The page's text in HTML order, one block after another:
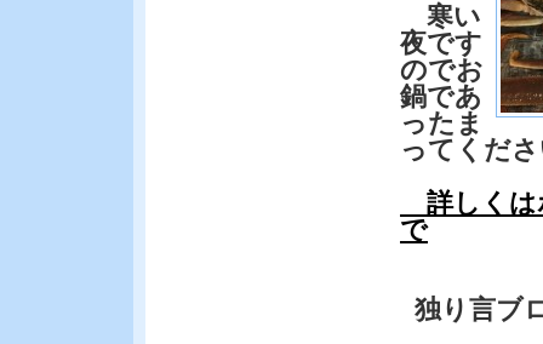
寒い
夜です
のでお
鍋であ
ったま
ってくだ
詳しくは
で
独り言ブ